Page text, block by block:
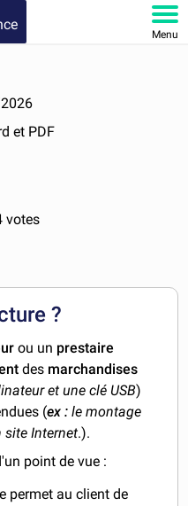
Menu
et PDF
votes
?
ou un prestaire
des marchandises
et une clé USB)
(ex : le montage
site Internet.).
point de vue :
permet au client de